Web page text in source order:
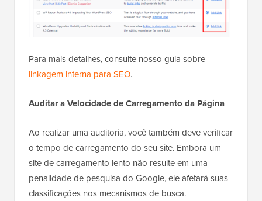
Para mais detalhes, consulte nosso guia sobre
linkagem interna para SEO.
Auditar a Velocidade de Carregamento da Página
Ao realizar uma auditoria, você também deve verificar
o tempo de carregamento do seu site. Embora um
site de carregamento lento não resulte em uma
penalidade de pesquisa do Google, ele afetará suas
classificações nos mecanismos de busca.